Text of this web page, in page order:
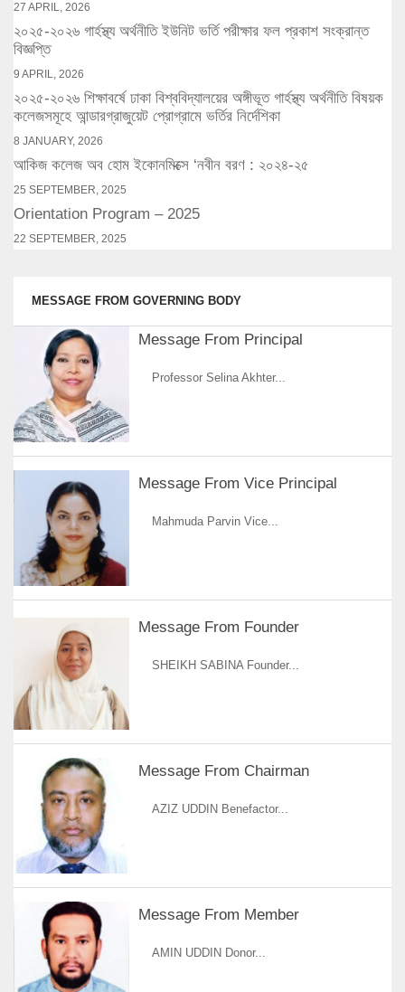
27 APRIL, 2026
২০২৫-২০২৬ গার্হস্থ্য অর্থনীতি ইউনিট ভর্তি পরীক্ষার ফল প্রকাশ সংক্রান্ত
বিজ্ঞপ্তি
9 APRIL, 2026
২০২৫-২০২৬ শিক্ষাবর্ষে ঢাকা বিশ্ববিদ্যালয়ের অঙ্গীভূত গার্হস্থ্য অর্থনীতি বিষয়ক
কলেজসমূহে আন্ডারগ্রাজুয়েট প্রোগ্রামে ভর্তির নির্দেশিকা
8 JANUARY, 2026
আকিজ কলেজ অব হোম ইকোনমিক্সে ‘নবীন বরণ : ২০২৪-২৫
25 SEPTEMBER, 2025
Orientation Program – 2025
22 SEPTEMBER, 2025
MESSAGE FROM GOVERNING BODY
Message From Principal
Professor Selina Akhter...
Message From Vice Principal
Mahmuda Parvin Vice...
Message From Founder
SHEIKH SABINA Founder...
Message From Chairman
AZIZ UDDIN Benefactor...
Message From Member
AMIN UDDIN Donor...